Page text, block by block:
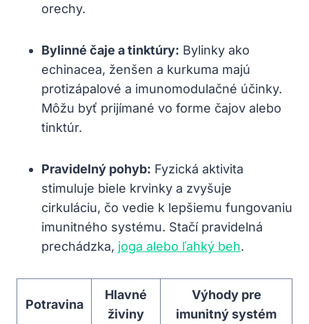
orechy.
Bylinné čaje ‍a tinktúry: Bylinky ‍ako
echinacea, ženšen a kurkuma majú
protizápalové⁣ a imunomodulačné účinky.
Môžu byť prijímané‍ vo forme čajov alebo
tinktúr.
Pravidelný​ pohyb: Fyzická aktivita
stimuluje biele krvinky⁤ a zvyšuje
cirkuláciu, čo vedie k lepšiemu fungovaniu
imunitného systému. Stačí pravidelná ​
prechádzka, joga alebo ľahký beh.
Potravina
Hlavné‍
živiny
Výhody pre
imunitný ​systém